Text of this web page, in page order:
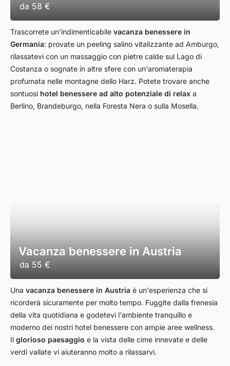
da 58 €
Trascorrete un'indimenticabile vacanza benessere in
Germania: provate un peeling salino vitalizzante ad Amburgo,
rilassatevi con un massaggio con pietre calde sul Lago di
Costanza o sognate in altre sfere con un'aromaterapia
profumata nelle montagne dello Harz. Potete trovare anche
sontuosi hotel benessere ad alto potenziale di relax a
Berlino, Brandeburgo, nella Foresta Nera o sulla Mosella.
Vacanza benessere in Austria
da 55 €
Una vacanza benessere in Austria è un'esperienza che si
ricorderà sicuramente per molto tempo. Fuggite dalla frenesia
della vita quotidiana e godetevi l'ambiente tranquillo e
moderno dei nostri hotel benessere con ampie aree wellness.
Il glorioso paesaggio e la vista delle cime innevate e delle
verdi vallate vi aiuteranno molto a rilassarvi.